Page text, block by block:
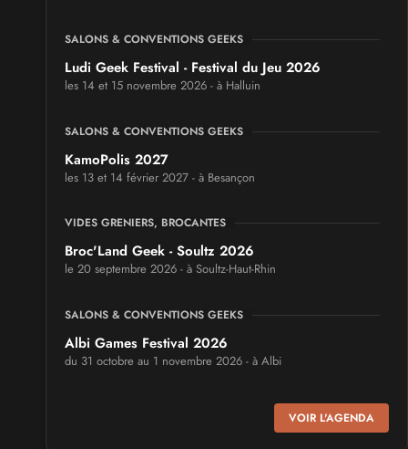
SALONS & CONVENTIONS GEEKS
Ludi Geek Festival - Festival du Jeu 2026
les 14 et 15 novembre 2026 - à Halluin
SALONS & CONVENTIONS GEEKS
KamoPolis 2027
les 13 et 14 février 2027 - à Besançon
VIDES GRENIERS, BROCANTES
Broc'Land Geek - Soultz 2026
le 20 septembre 2026 - à Soultz-Haut-Rhin
SALONS & CONVENTIONS GEEKS
Albi Games Festival 2026
du 31 octobre au 1 novembre 2026 - à Albi
Virtual Calais - salon du jeu vidéo et des loisirs
VOIR L'AGENDA